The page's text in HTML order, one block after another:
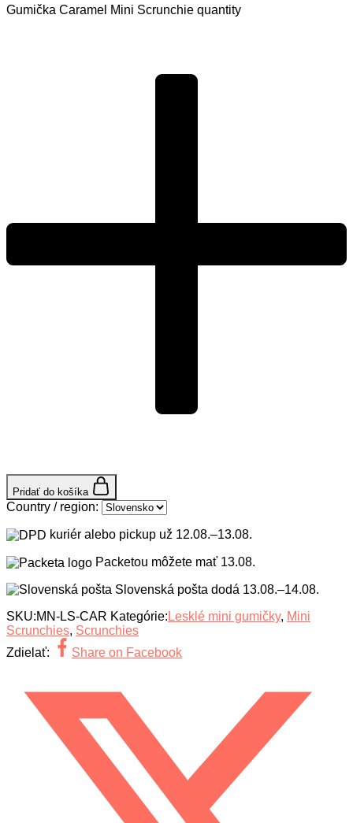
Gumička Caramel Mini Scrunchie quantity
Pridať do košíka
Country / region:
kuriér alebo pickup už 12.08.–13.08.
Packetou môžete mať 13.08.
Slovenská pošta dodá 13.08.–14.08.
SKU:MN-LS-CAR Kategórie: Lesklé mini gumičky, Mini
Scrunchies, Scrunchies
Zdielať:
Share on Facebook